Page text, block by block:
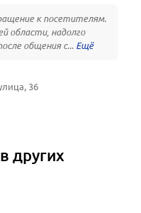
к посетителям.
области, надолго
общения с...
36
других